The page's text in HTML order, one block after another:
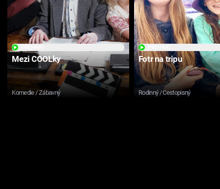
Mezi COOLky
Komedie / Zábavný
Fotr na tripu
Rodinný / Cestopisný